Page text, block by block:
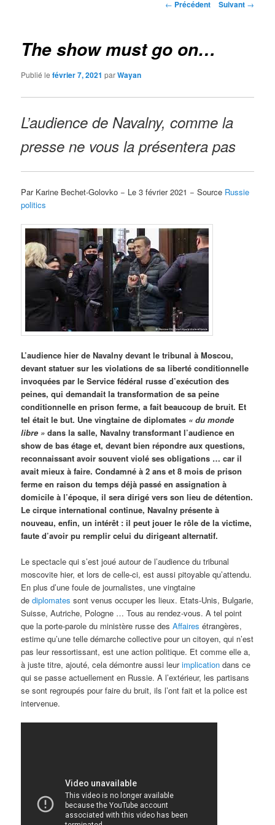
Navigation
← Précédent Suivant →
The show must go on…
Publié lefévrier 7, 2021 parWayan
L’audience de Navalny, comme la
presse ne vous la présentera pas
Par Karine Bechet-Golovko − Le 3 février 2021 − Source Russie
politics
L’audience hier de Navalny devant le tribunal à Moscou,
devant statuer sur les violations de sa liberté conditionnelle
invoquées par le Service fédéral russe d’exécution des
peines, qui demandait la transformation de sa peine
conditionnelle en prison ferme, a fait beaucoup de bruit. Et
tel était le but. Une vingtaine de diplomates « du monde
libre » dans la salle, Navalny transformant l’audience en
show de bas étage et, devant bien répondre aux questions,
reconnaissant avoir souvent violé ses obligations … car il
avait mieux à faire. Condamné à 2 ans et 8 mois de prison
ferme en raison du temps déjà passé en assignation à
domicile à l’époque, il sera dirigé vers son lieu de détention.
Le cirque international continue, Navalny présente à
nouveau, enfin, un intérêt : il peut jouer le rôle de la victime,
faute d’avoir pu remplir celui du dirigeant alternatif.
Le spectacle qui s’est joué autour de l’audience du tribunal
moscovite hier, et lors de celle-ci, est aussi pitoyable qu’attendu.
En plus d’une foule de journalistes, une vingtaine
dediplomatessont venus occuper les lieux. Etats-Unis, Bulgarie,
Suisse, Autriche, Pologne … Tous au rendez-vous. A tel point
que la porte-parole du ministère russe desAffairesétrangères,
estime qu’une telle démarche collective pour un citoyen, qui n’est
pas leur ressortissant, est une action politique. Et comme elle a,
à juste titre, ajouté, cela démontre aussi leurimplicationdans ce
qui se passe actuellement en Russie. A l’extérieur, les partisans
se sont regroupés pour faire du bruit, ils l’ont fait et la police est
intervenue.